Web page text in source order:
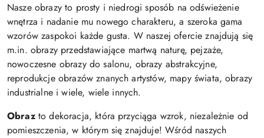
Nasze obrazy to prosty i niedrogi sposób na odświeżenie
wnętrza i nadanie mu nowego charakteru, a szeroka gama
wzorów zaspokoi każde gusta. W naszej ofercie znajdują się
m.in. obrazy przedstawiające martwą naturę, pejzaże,
nowoczesne obrazy do salonu, obrazy abstrakcyjne,
reprodukcje obrazów znanych artystów, mapy świata, obrazy
industrialne i wiele, wiele innych.
Obrazto dekoracja, która przyciąga wzrok, niezależnie od
pomieszczenia, w którym się znajduje! Wśród naszych